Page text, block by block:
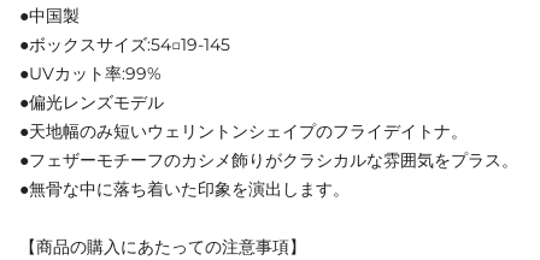
●中国製
●ボックスサイズ:54□19-145
●UVカット率:99%
●偏光レンズモデル
●天地幅のみ短いウェリントンシェイプのフライデイトナ。
●フェザーモチーフのカシメ飾りがクラシカルな雰囲気をプラス。
●無骨な中に落ち着いた印象を演出します。
【商品の購入にあたっての注意事項】